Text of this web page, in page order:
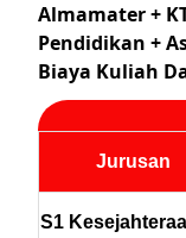
Almamater +
Pendidikan +
Biaya Kuliah
Jurusan
S1